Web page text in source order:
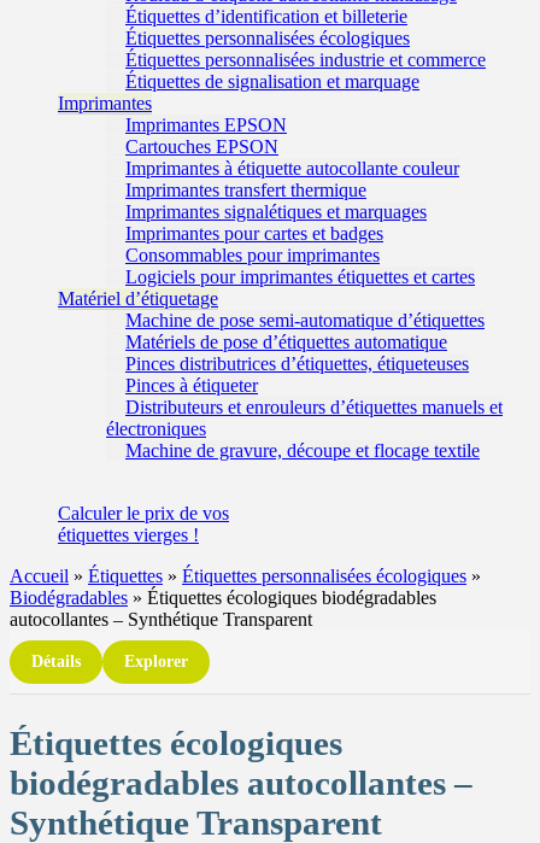
Étiquettes d’identification et billeterie
Étiquettes personnalisées écologiques
Étiquettes personnalisées industrie et commerce
Étiquettes de signalisation et marquage
Imprimantes
Imprimantes EPSON
Cartouches EPSON
Imprimantes à étiquette autocollante couleur
Imprimantes transfert thermique
Imprimantes signalétiques et marquages
Imprimantes pour cartes et badges
Consommables pour imprimantes
Logiciels pour imprimantes étiquettes et cartes
Matériel d’étiquetage
Machine de pose semi-automatique d’étiquettes
Matériels de pose d’étiquettes automatique
Pinces distributrices d’étiquettes, étiqueteuses
Pinces à étiqueter
Distributeurs et enrouleurs d’étiquettes manuels et
électroniques
Machine de gravure, découpe et flocage textile
Calculerle prix de vos
étiquettes vierges !
Accueil » Étiquettes » Étiquettes personnalisées écologiques »
Biodégradables » Étiquettes écologiques biodégradables
autocollantes – Synthétique Transparent
Détails Explorer
Étiquettes écologiques
biodégradables autocollantes –
Synthétique Transparent